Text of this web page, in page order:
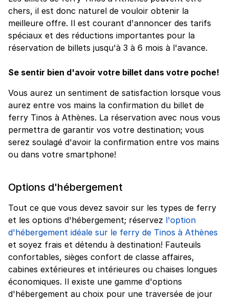
chers, il est donc naturel de vouloir obtenir la
meilleure offre. Il est courant d'annoncer des tarifs
spéciaux et des réductions importantes pour la
réservation de billets jusqu'à 3 à 6 mois à l'avance.
Se sentir bien d'avoir votre billet dans votre poche!
Vous aurez un sentiment de satisfaction lorsque vous
aurez entre vos mains la confirmation du billet de
ferry Tinos à Athènes. La réservation avec nous vous
permettra de garantir vos votre destination; vous
serez soulagé d'avoir la confirmation entre vos mains
ou dans votre smartphone!
Options d'hébergement
Tout ce que vous devez savoir sur les types de ferry
et les options d'hébergement; réservez l'option
d'hébergement idéale sur le ferry de Tinos à Athènes
et soyez frais et détendu à destination! Fauteuils
confortables, sièges confort de classe affaires,
cabines extérieures et intérieures ou chaises longues
économiques. Il existe une gamme d'options
d'hébergement au choix pour une traversée de jour